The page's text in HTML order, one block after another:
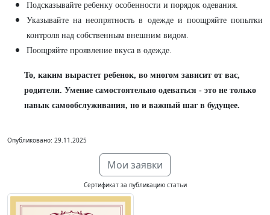
Подсказывайте ребенку особенности и порядок одевания.
Указывайте на неопрятность в одежде и поощряйте попытки
контроля над собственным внешним видом.
Поощряйте проявление вкуса в одежде.
То, каким вырастет ребенок, во многом зависит от вас,
родители. Умение самостоятельно одеваться - это не только
навык самообслуживания, но и важный шаг в будущее.
Опубликовано: 29.11.2025
Мои заявки
Сертификат за публикацию статьи